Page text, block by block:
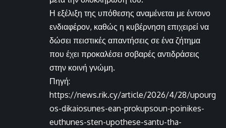
Η εξέλιξη της υπόθεσης αναμένεται με έντονο
ενδιαφέρον, καθώς η κυβέρνηση επιχειρεί να
δώσει πειστικές απαντήσεις σε ένα ζήτημα
που έχει προκαλέσει σοβαρές αντιδράσεις
στην κοινή γνώμη.
Πηγή:
https://news.rik.cy/article/2026/4/28/upourg
os-dikaiosunes-ean-prokupsoun-poinikes-
euthunes-sten-upothese-santu-tha-